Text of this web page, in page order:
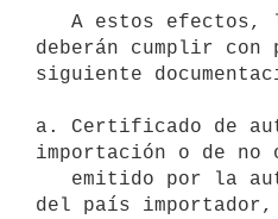
deberán cumplir con
siguiente
a. Certificado de
importación o de no
del país importador,